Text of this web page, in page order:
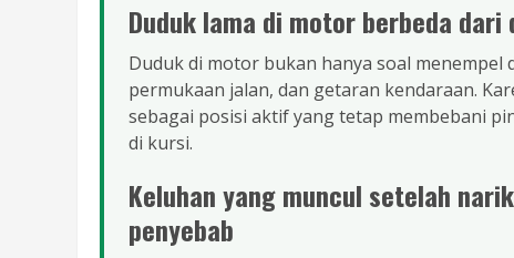
Duduk lama di motor berbeda
Duduk di motor bukan hanya soal
permukaan jalan, dan getaran kendaraan.
sebagai posisi aktif yang tetap membebani
di kursi.
Keluhan yang muncul setelah
penyebab